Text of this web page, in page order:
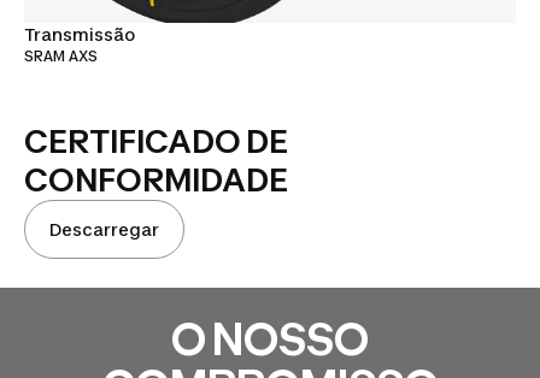
Transmissão
SRAM AXS
CERTIFICADO DE
CONFORMIDADE
Descarregar
O NOSSO